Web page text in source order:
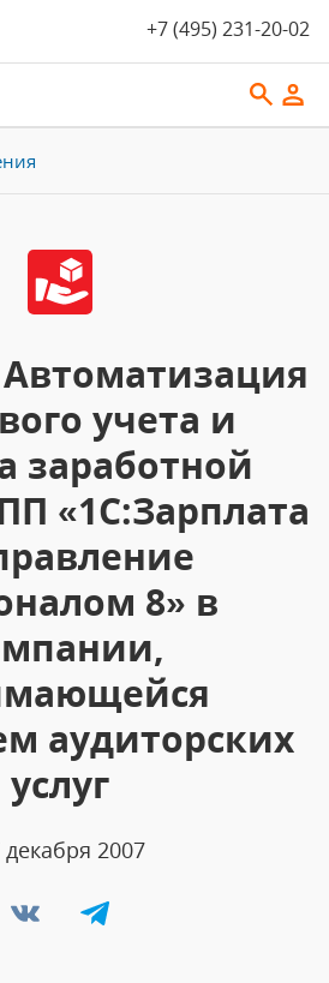
+7 (495) 231-20-02
учета и
заработной
«1С:Зарплата
8» в
аудиторских
услуг
декабря 2007